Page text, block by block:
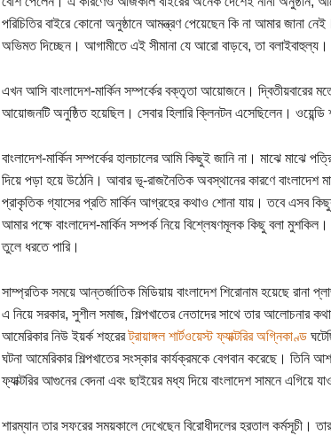
পরিচিতির বাইরে কোনো অনুষ্ঠানে আমন্ত্রণ পেয়েছেন কি না আমার জানা
অভিমত দিচ্ছেন। আগামীতে এই সীমানা যে আরো বাড়বে, তা বলাইবাহুল্য।
এখন আসি বাংলাদেশ-মার্কিন সম্পর্কের বক্তৃতা আয়োজনে। দ্বিতীয়বারের
আয়োজনটি অনুষ্ঠিত হয়েছিল। সেবার হিলারি ক্লিনটন এসেছিলেন।
বাংলাদেশ-মার্কিন সম্পর্কের হালচালের আমি কিছুই জানি না। মাঝে মাঝে
দিয়ে পড়া হয়ে উঠেনি। আবার ভূ-রাজনৈতিক অবস্থানের কারণে বাংলাদেশ
প্রাকৃতিক গ্যাসের প্রতি মার্কিন আগ্রহের কথাও শোনা যায়। তবে এসব
আমার পক্ষে বাংলাদেশ-মার্কিন সম্পর্ক নিয়ে বিশ্লেষণমূলক কিছু বলা
তুলে ধরতে পারি।
সাম্প্রতিক সময়ে আন্তর্জাতিক মিডিয়ায় বাংলাদেশ শিরোনাম হয়েছে রানা
এ নিয়ে সরকার, সুশীল সমাজ, শিল্পখাতের নেতাদের সাথে তার আলোচনার
আমেরিকার নিউ ইয়র্ক শহরেরট্রায়াঙ্গল শার্টওয়েস্ট ফ্যাক্টরির অগ্নিকাণ্ড
ঘটনা আমেরিকার শিল্পখাতের সংস্কার কার্যক্রমকে বেগবান করেছে। তিনি
ফ্যাক্টরির আগুনের বেদনা এবং ছাইয়ের মধ্য দিয়ে বাংলাদেশ সামনে এগিয়ে
শারম্যান তার সফরের সময়কালে দেখেছেন বিরোধীদলের হরতাল কর্মসূচী।